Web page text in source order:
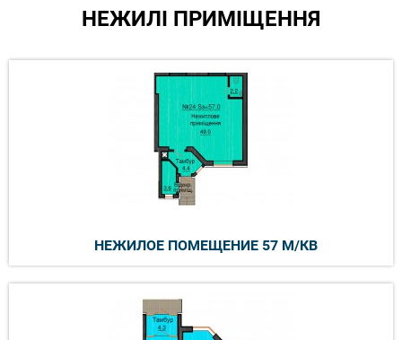
НЕЖИЛІ ПРИМІЩЕННЯ
НЕЖИЛОЕ ПОМЕЩЕНИЕ 57 М/КВ